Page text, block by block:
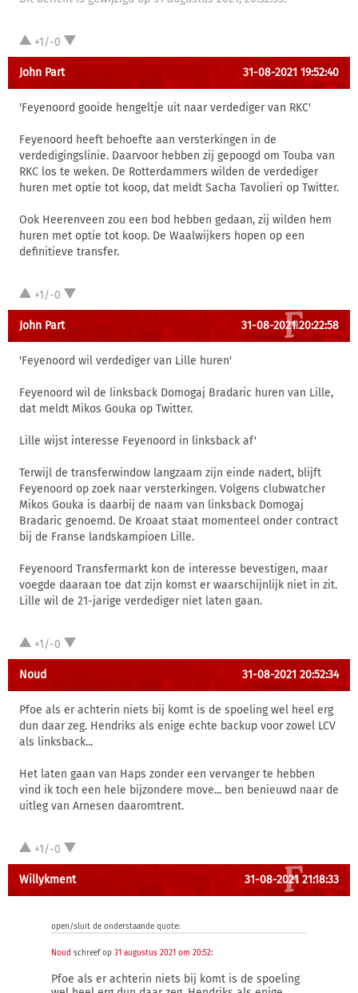
+1/-0
John Part 31-08-2021 19:52:40
'Feyenoord gooide hengeltje uit naar verdediger van RKC'
Feyenoord heeft behoefte aan versterkingen in de
verdedigingslinie. Daarvoor hebben zij gepoogd om Touba van
RKC los te weken. De Rotterdammers wilden de verdediger
huren met optie tot koop, dat meldt Sacha Tavolieri op Twitter.
Ook Heerenveen zou een bod hebben gedaan, zij wilden hem
huren met optie tot koop. De Waalwijkers hopen op een
definitieve transfer.
+1/-0
John Part 31-08-2021 20:22:58
'Feyenoord wil verdediger van Lille huren'
Feyenoord wil de linksback Domogaj Bradaric huren van Lille,
dat meldt Mikos Gouka op Twitter.
Lille wijst interesse Feyenoord in linksback af'
Terwijl de transferwindow langzaam zijn einde nadert, blijft
Feyenoord op zoek naar versterkingen. Volgens clubwatcher
Mikos Gouka is daarbij de naam van linksback Domogaj
Bradaric genoemd. De Kroaat staat momenteel onder contract
bij de Franse landskampioen Lille.
Feyenoord Transfermarkt kon de interesse bevestigen, maar
voegde daaraan toe dat zijn komst er waarschijnlijk niet in zit.
Lille wil de 21-jarige verdediger niet laten gaan.
+1/-0
Noud 31-08-2021 20:52:34
Pfoe als er achterin niets bij komt is de spoeling wel heel erg
dun daar zeg. Hendriks als enige echte backup voor zowel LCV
als linksback...
Het laten gaan van Haps zonder een vervanger te hebben
vind ik toch een hele bijzondere move... ben benieuwd naar de
uitleg van Arnesen daaromtrent.
+1/-0
Willykment 31-08-2021 21:18:33
open/sluit de onderstaande quote:
Noud schreef op 31 augustus 2021 om 20:52:
Pfoe als er achterin niets bij komt is de spoeling